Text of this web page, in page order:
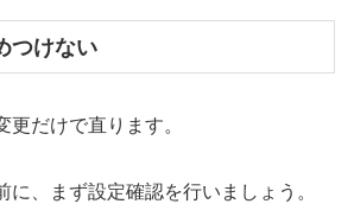
つけない
更だけで直ります。
に、まず設定確認を行いましょう。